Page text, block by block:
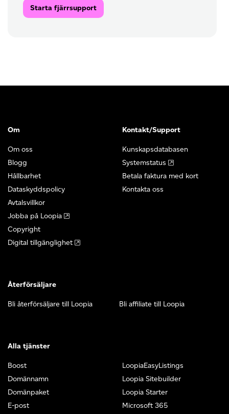
Starta fjärrsupport
Om
Om oss
Blogg
Hållbarhet
Dataskyddspolicy
Avtalsvillkor
Jobba på Loopia
Copyright
Digital tillgänglighet
Kontakt/Support
Kunskapsdatabasen
Systemstatus
Betala faktura med kort
Kontakta oss
Återförsäljare
Bli återförsäljare till Loopia Bli affiliate till Loopia
Alla tjänster
Boost
Domännamn
Domänpaket
E-post
LoopiaEasyListings
Loopia Sitebuilder
Loopia Starter
Microsoft 365